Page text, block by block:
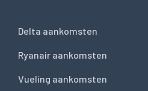
Delta aankomsten
Ryanair aankomsten
Vueling aankomsten